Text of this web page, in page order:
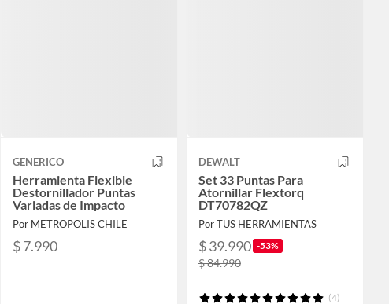
GENERICO
Herramienta Flexible
Destornillador Puntas
Variadas de Impacto
Por METROPOLIS CHILE
$ 7.990
DEWALT
Set 33 Puntas Para
Atornillar Flextorq
DT70782QZ
Por TUS HERRAMIENTAS
$ 39.990 -53%
$ 84.990
(4)